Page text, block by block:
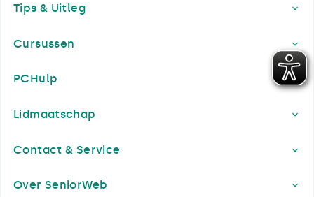
Tips & Uitleg
Cursussen
PCHulp
Lidmaatschap
Contact & Service
Over SeniorWeb